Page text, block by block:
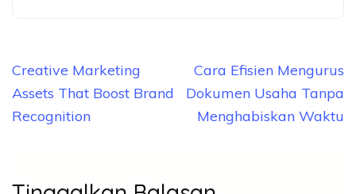
Navigasi
pos
Creative Marketing
Assets That Boost Brand
Recognition
Cara Efisien Mengurus
Dokumen Usaha Tanpa
Menghabiskan Waktu